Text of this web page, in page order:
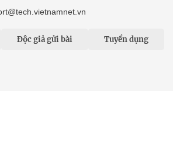
Độc giả gửi bài Tuyển dụng